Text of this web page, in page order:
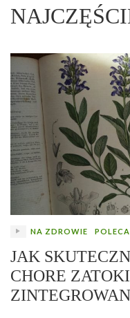
NA ZDROWIE
JAK
CHORE